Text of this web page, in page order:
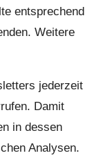
entsprechend
Weitere
jederzeit
Damit
in dessen
Analysen.